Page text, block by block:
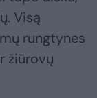
Visą
rungtynes
žiūrovų